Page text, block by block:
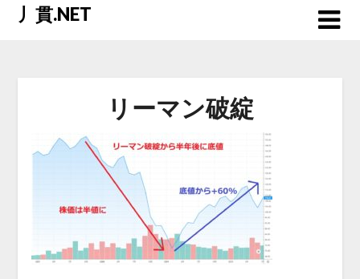
Skip丿貫.NET
リーマン破綻